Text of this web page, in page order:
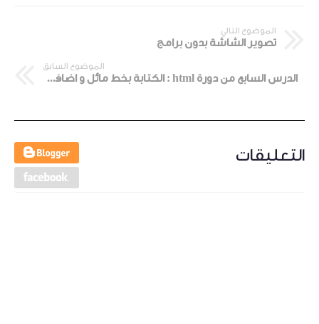
الموضوع التالي
تصوير الشاشة بدون برامج
الموضوع السابق
الدرس السابع من دورة html : الكتابة بخط مائل و اضافة خط أسفل او وسط الكتابة
التعليقات